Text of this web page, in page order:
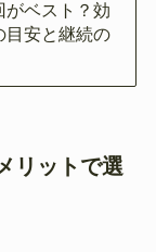
がベスト？効
目安と継続の
リットで選